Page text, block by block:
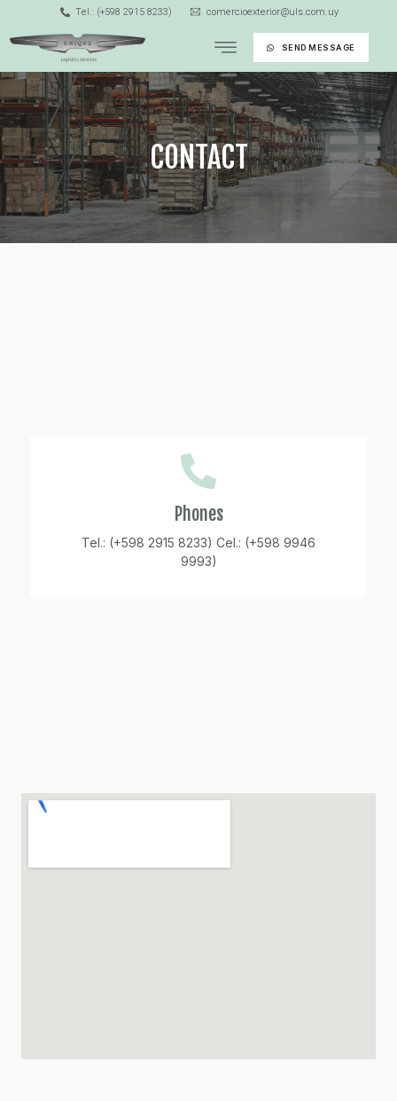
Tel.: (+598 2915 8233) comercioexterior@uls.com.uy
SEND MESSAGE
CONTACT
Phones
Tel.: (+598 2915 8233) Cel.: (+598 9946
9993)